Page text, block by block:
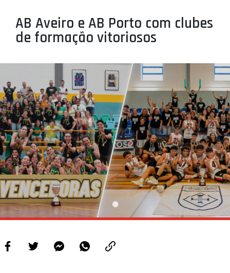
AB Aveiro e AB Porto com clubes
de formação vitoriosos